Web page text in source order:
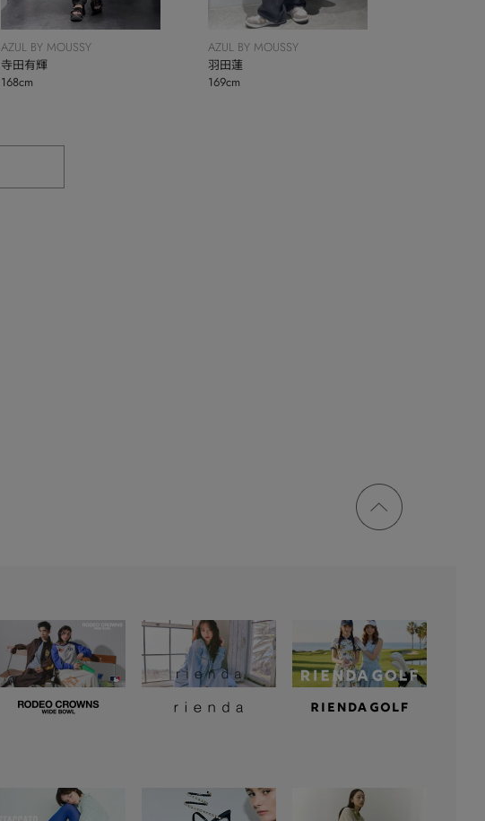
AZUL BY MOUSSY
寺田有輝
168cm
AZUL BY MOUSSY
羽田蓮
169cm
ページ
トップ